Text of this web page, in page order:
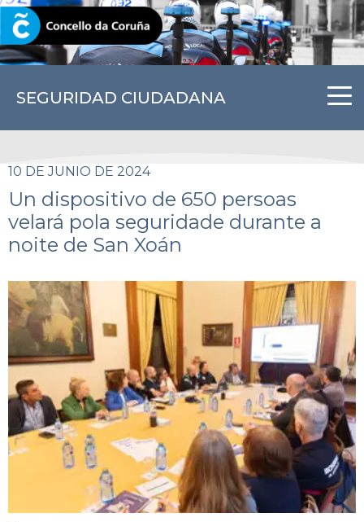
SEGURIDAD CIUDADANA
CORUNA.GAL
10 DE JUNIO DE 2024
Un dispositivo de 650 persoas
velará pola seguridade durante a
noite de San Xoán